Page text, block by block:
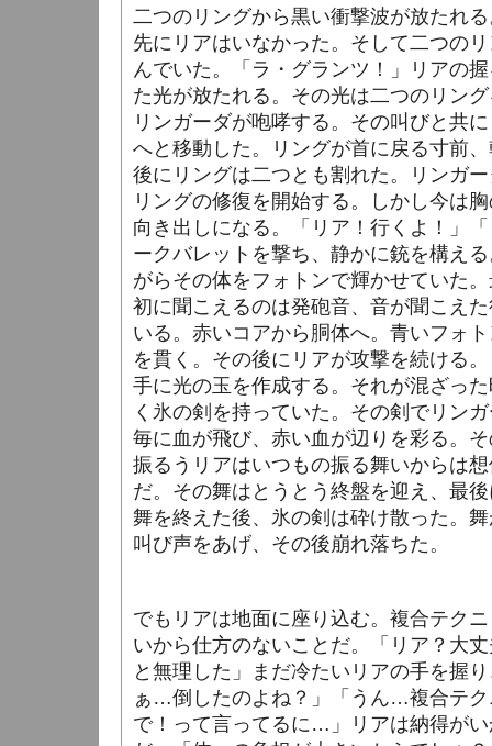
二つのリングから黒い衝撃波が放たれ
先にリアはいなかった。そして二つの
んでいた。「ラ・グランツ！」リアの
た光が放たれる。その光は二つのリン
リンガーダが咆哮する。その叫びと共
へと移動した。リングが首に戻る寸前
後にリングは二つとも割れた。リンガ
リングの修復を開始する。しかし今は
向き出しになる。「リア！行くよ！」
ークバレットを撃ち、静かに銃を構え
がらその体をフォトンで輝かせていた
初に聞こえるのは発砲音、音が聞こえ
いる。赤いコアから胴体へ。青いフォ
を貫く。その後にリアが攻撃を続ける
手に光の玉を作成する。それが混ざっ
く氷の剣を持っていた。その剣でリン
毎に血が飛び、赤い血が辺りを彩る。
振るうリアはいつもの振る舞いからは
だ。その舞はとうとう終盤を迎え、最
舞を終えた後、氷の剣は砕け散った。
叫び声をあげ、その後崩れ落ちた。
でもリアは地面に座り込む。複合テク
いから仕方のないことだ。「リア？大
と無理した」まだ冷たいリアの手を握
ぁ…倒したのよね？」「うん…複合テク
で！って言ってるに…」リアは納得が